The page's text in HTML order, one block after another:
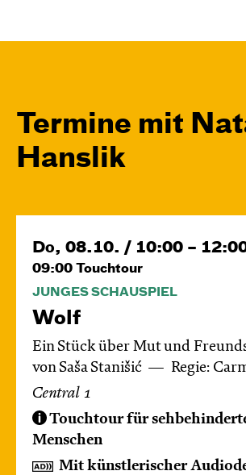
Termine mit
Hanslik
Do, 08.10. / 10:00 –
09:00 Touchtour
JUNGES SCHAUSPIEL
Wolf
Ein Stück über Mut und
von Saša Stanišić
Regie:
Central 1
Touchtour für
Menschen
Mit künstlerischer